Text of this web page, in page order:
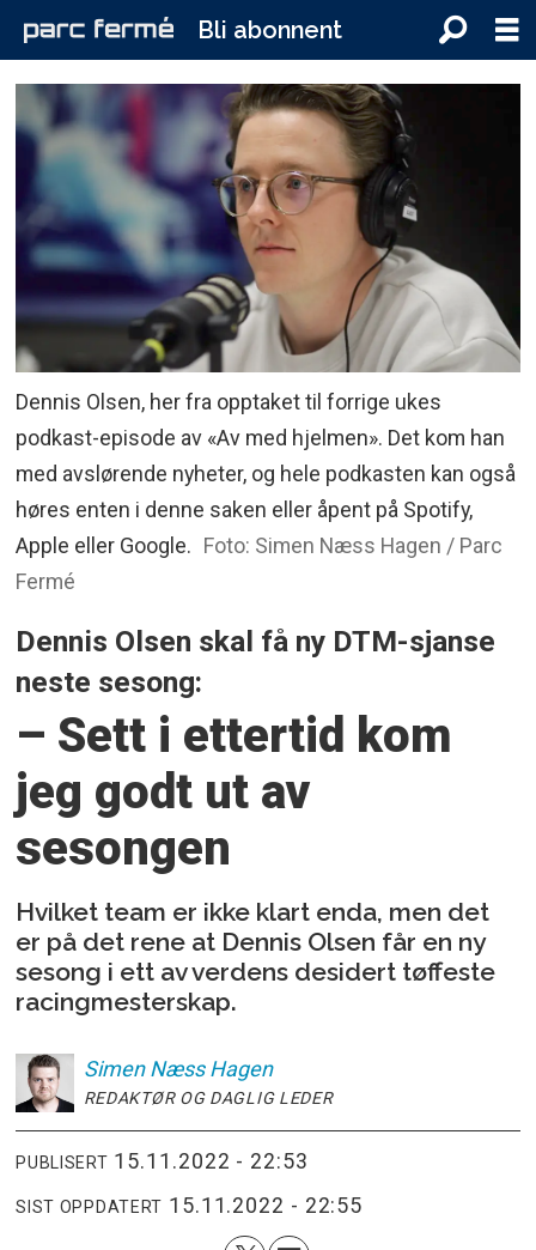
Bli abonnent
Dennis Olsen, her fra opptaket til forrige ukes
podkast-episode av «Av med hjelmen». Det kom han
med avslørende nyheter, og hele podkasten kan også
høres enten i denne saken eller åpent på Spotify,
Apple eller Google. Foto: Simen Næss Hagen / Parc
Fermé
Dennis Olsen skal få ny DTM-sjanse
neste sesong:
– Sett i ettertid kom
jeg godt ut av
sesongen
Hvilket team er ikke klart enda, men det
er på det rene at Dennis Olsen får en ny
sesong i ett av verdens desidert tøffeste
racingmesterskap.
Simen Næss Hagen
REDAKTØR OG DAGLIG LEDER
PUBLISERT 15.11.2022 - 22:53
SIST OPPDATERT 15.11.2022 - 22:55